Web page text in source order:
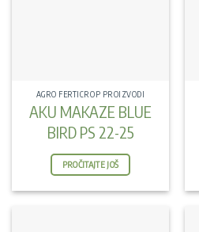
AGRO FERTICROP PROIZVODI
AKU MAKAZE BLUE
BIRD PS 22-25
PROČITAJTE JOŠ